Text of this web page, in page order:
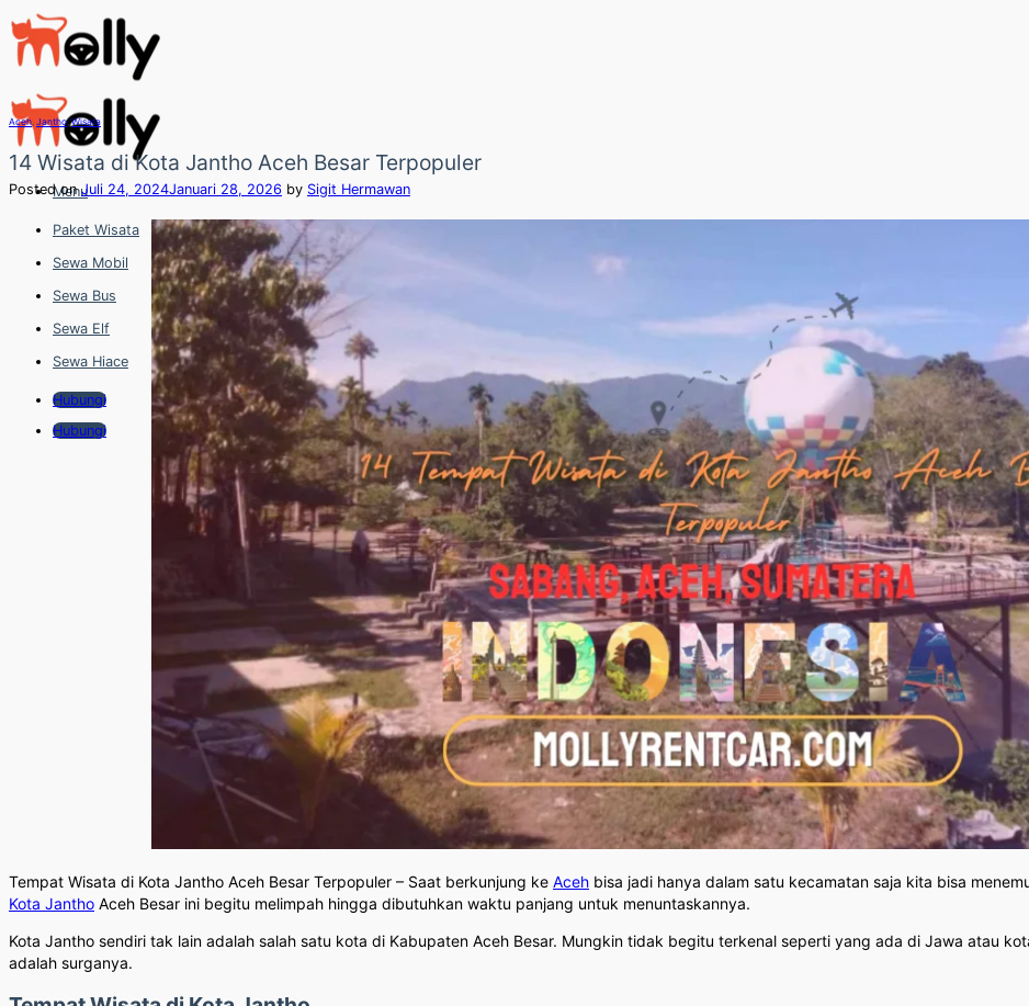
Skip
to
content
Menu
Paket Wisata
Sewa Mobil
Sewa Bus
Sewa Elf
Sewa Hiace
Hubungi
Hubungi
Aceh Jantho,Wisata
14 Wisata di Kota Jantho Aceh Besar Terpopuler
Posted onJuli 24, 2024Januari 28, 2026 by Sigit Hermawan
Tempat Wisata di Kota Jantho Aceh Besar Terpopuler – Saat berkunjung ke Aceh bisa jadi hanya dalam satu kecamatan saja kita bisa
Kota Jantho Aceh Besar ini begitu melimpah hingga dibutuhkan waktu panjang untuk menuntaskannya.
Kota Jantho sendiri tak lain adalah salah satu kota di Kabupaten Aceh Besar. Mungkin tidak begitu terkenal seperti yang ada di Jawa atau
adalah surganya.